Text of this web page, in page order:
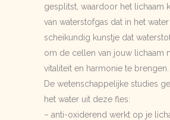
gesplitst, waardoor het lichaam
van waterstofgas dat in het
scheikundig kunstje dat
om de cellen van jouw lichaam
vitaliteit en harmonie te brengen.
De wetenschappelijke studies
het water uit deze fles:
– anti-oxiderend werkt op je